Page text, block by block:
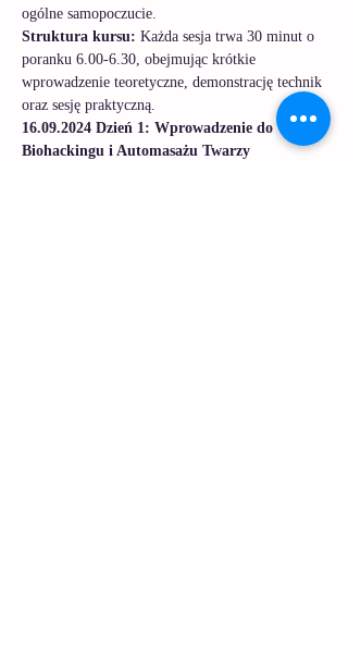
ogólne samopoczucie.
Struktura kursu: Każda sesja trwa 30 minut o
poranku 6.00-6.30, obejmując krótkie
wprowadzenie teoretyczne, demonstrację technik
oraz sesję praktyczną.
16.09.2024 Dzień 1: Wprowadzenie do
Biohackingu i Automasażu Twarzy